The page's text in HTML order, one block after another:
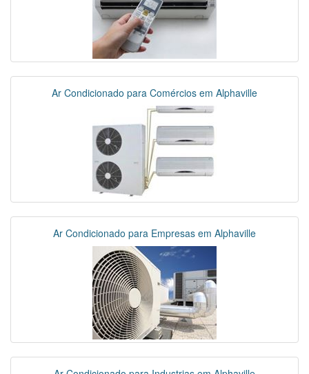
Ar Condicionado para Comércios em Alphaville
Ar Condicionado para Empresas em Alphaville